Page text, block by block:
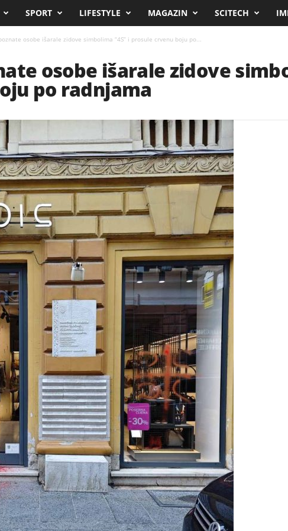
SPORT LIFESTYLE MAGAZIN SCITECH
osobe išarale zidove simbolima “4S” i prosule crvenu boju po...
osobe išarale zidove
po radnjama